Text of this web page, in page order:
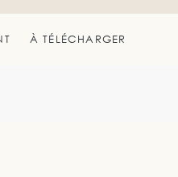
À TÉLÉCHARGER